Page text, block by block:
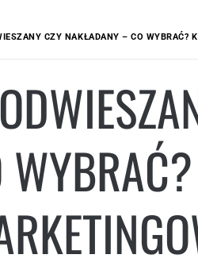
CZY NAKŁADANY – CO WYBRAĆ?